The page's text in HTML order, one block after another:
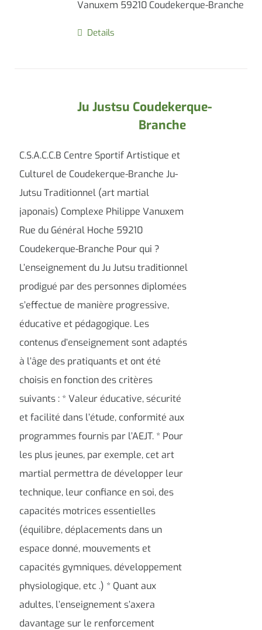
Vanuxem 59210 Coudekerque-Branche
Details
Ju Justsu Coudekerque-
Branche
C.S.A.C.C.B Centre Sportif Artistique et
Culturel de Coudekerque-Branche Ju-
Jutsu Traditionnel (art martial
japonais) Complexe Philippe Vanuxem
Rue du Général Hoche 59210
Coudekerque-Branche Pour qui ?
L’enseignement du Ju Jutsu traditionnel
prodigué par des personnes diplomées
s’effectue de manière progressive,
éducative et pédagogique. Les
contenus d’enseignement sont adaptés
à l’âge des pratiquants et ont été
choisis en fonction des critères
suivants : * Valeur éducative, sécurité
et facilité dans l’étude, conformité aux
programmes fournis par l’AEJT. * Pour
les plus jeunes, par exemple, cet art
martial permettra de développer leur
technique, leur confiance en soi, des
capacités motrices essentielles
(équilibre, déplacements dans un
espace donné, mouvements et
capacités gymniques, développement
physiologique, etc .) * Quant aux
adultes, l’enseignement s’axera
davantage sur le renforcement